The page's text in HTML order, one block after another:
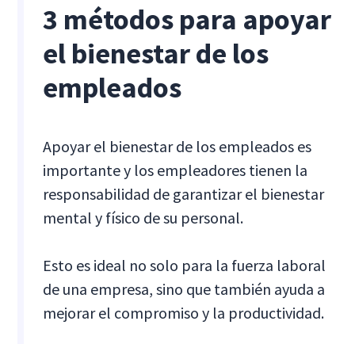
3 métodos para apoyar
el bienestar de los
empleados
Apoyar el bienestar de los empleados es
importante y los empleadores tienen la
responsabilidad de garantizar el bienestar
mental y físico de su personal.
Esto es ideal no solo para la fuerza laboral
de una empresa, sino que también ayuda a
mejorar el compromiso y la productividad.